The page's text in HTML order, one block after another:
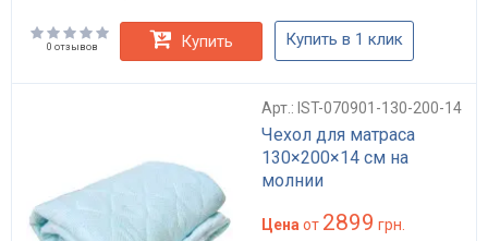
0 отзывов Купить Купить в 1 клик
Арт.: IST-070901-130-200-14
Чехол для матраса
130×200×14 см на
молнии
Цена от 2899 грн.